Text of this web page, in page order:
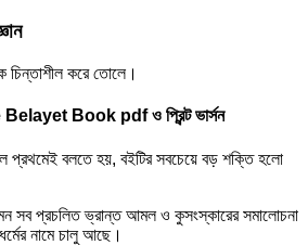
চিন্তাশীল করে তোলে।
Belayet Book pdf ও প্রিন্ট ভার্সন
প্রথমেই বলতে হয়, বইটির সবচেয়ে বড় শক্তি হলো
সব প্রচলিত ভ্রান্ত আমল ও কুসংস্কারের সমালোচনা
নামে চালু আছে।